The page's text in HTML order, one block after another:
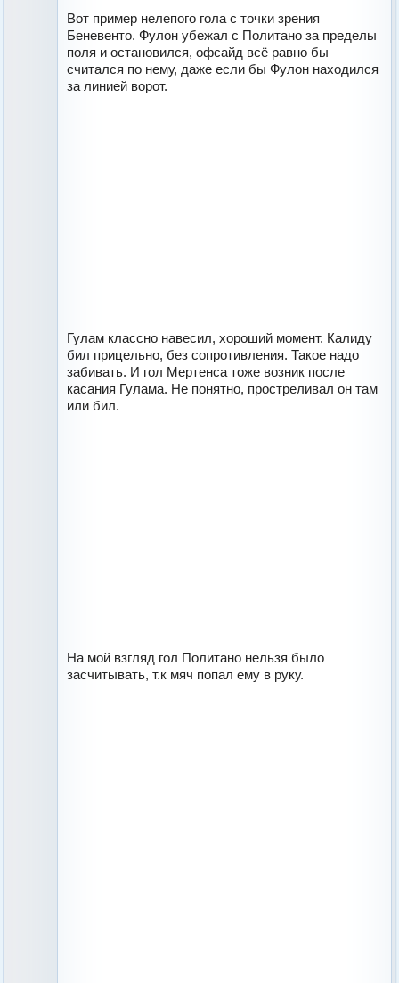
Вот пример нелепого гола с точки зрения
Беневенто. Фулон убежал с Политано за пределы
поля и остановился, офсайд всё равно бы
считался по нему, даже если бы Фулон находился
за линией ворот.
Гулам классно навесил, хороший момент. Калиду
бил прицельно, без сопротивления. Такое надо
забивать. И гол Мертенса тоже возник после
касания Гулама. Не понятно, простреливал он там
или бил.
На мой взгляд гол Политано нельзя было
засчитывать, т.к мяч попал ему в руку.